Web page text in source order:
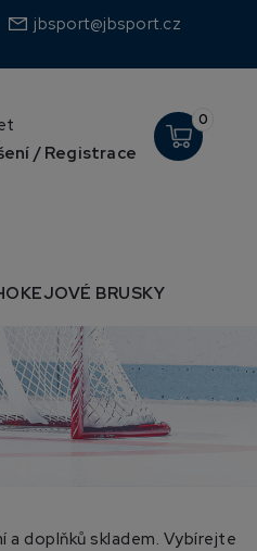
jbsport@jbsport.cz
0
/ Registrace
BRUSKY
doplňků skladem. Vybírejte